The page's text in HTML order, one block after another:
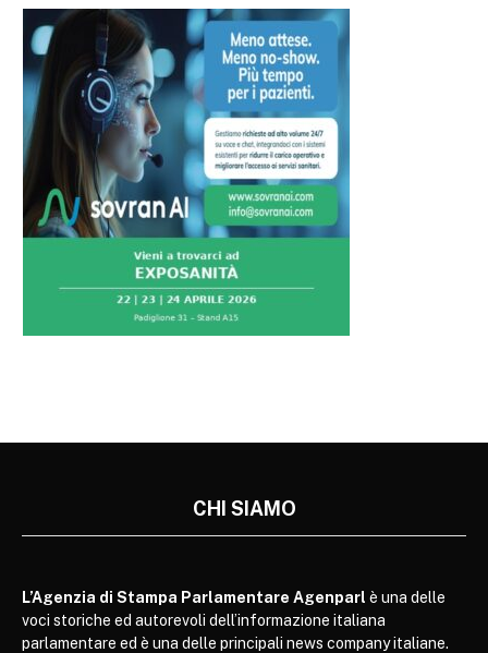
CHI SIAMO
L’Agenzia di Stampa Parlamentare Agenparl è una delle
voci storiche ed autorevoli dell’informazione italiana
parlamentare ed è una delle principali news company italiane.